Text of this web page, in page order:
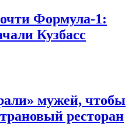
Формула-1:
Кузбасс
мужей, чтобы
ресторан